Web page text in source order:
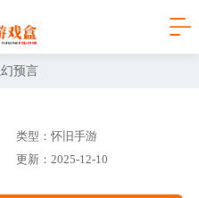
预言
类型：怀旧手游
更新：2025-12-10